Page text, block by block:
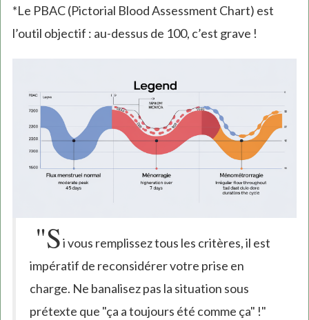
*Le PBAC (Pictorial Blood Assessment Chart) est
l’outil objectif : au-dessus de 100, c’est grave !
"Si vous remplissez tous les critères, il est
impératif de reconsidérer votre prise en
charge. Ne banalisez pas la situation sous
prétexte que "ça a toujours été comme ça" !"